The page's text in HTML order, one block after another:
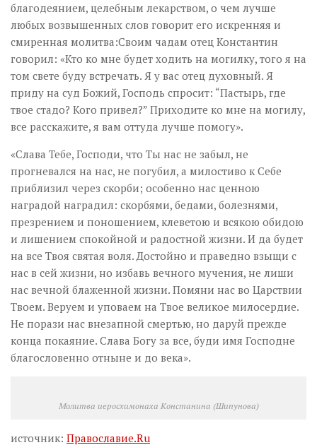
благодеянием, целебным лекарством, о чем лучше
любых возвышенных слов говорит его искренняя и
смиренная молитва:Своим чадам отец Константин
говорил: «Кто ко мне будет ходить на могилку, того я на
том свете буду встречать. Я у вас отец духовный. Я
приду на суд Божий, Господь спросит: “Пастырь, где
твое стадо? Кого привел?” Приходите ко мне на могилу,
все расскажите, я вам оттуда лучше помогу».
«Слава Тебе, Господи, что Ты нас не забыл, не
прогневался на нас, не погубил, а милостиво к Себе
приблизил через скорби; особенно нас ценною
наградой наградил: скорбями, бедами, болезнями,
презрением и поношением, клеветою и всякою обидою
и лишением спокойной и радостной жизни. И да будет
на все Твоя святая воля. Достойно и праведно взыщи с
нас в сей жизни, но избавь вечного мучения, не лиши
нас вечной блаженной жизни. Помяни нас во Царствии
Твоем. Веруем и уповаем на Твое великое милосердие.
Не порази нас внезапной смертью, но даруй прежде
конца покаяние. Слава Богу за все, буди имя Господне
благословенно отныне и до века».
Молитва иеросхимонаха Констанина (Шипунова)
источник: Православие.Ru